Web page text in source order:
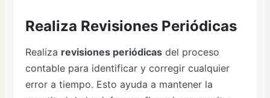
Realiza Revisiones Periódicas
Realiza revisiones periódicas del proceso
contable para identificar y corregir cualquier
error a tiempo. Esto ayuda a mantener la